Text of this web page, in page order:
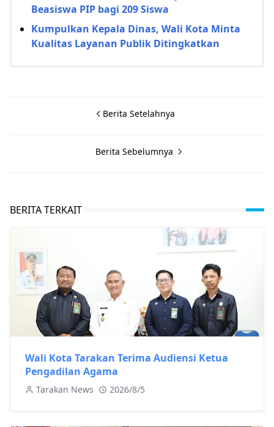
Beasiswa PIP bagi 209 Siswa
Kumpulkan Kepala Dinas, Wali Kota Minta
Kualitas Layanan Publik Ditingkatkan
Berita Setelahnya
Berita Sebelumnya
BERITA TERKAIT
Wali Kota Tarakan Terima Audiensi Ketua
Pengadilan Agama
Tarakan News 2026/8/5